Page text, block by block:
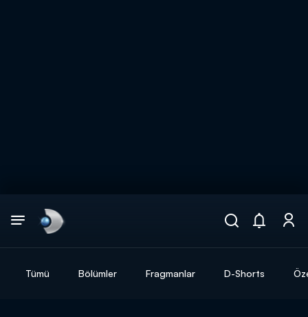
Tümü Bölümler Fragmanlar D-Shorts